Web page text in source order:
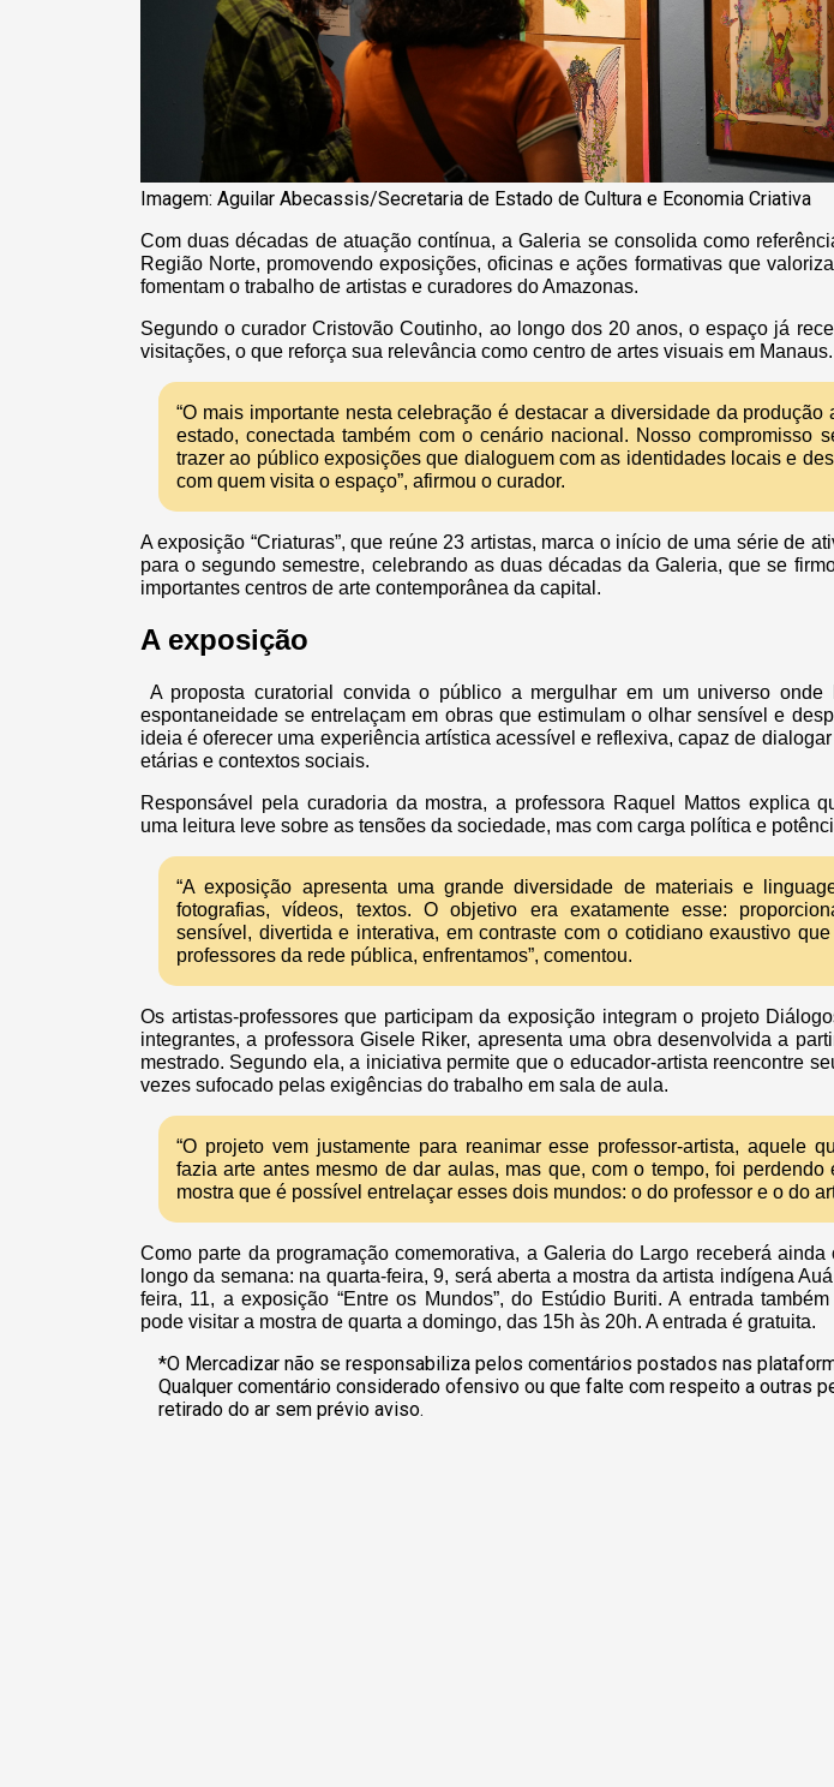
Imagem: Aguilar Abecassis/Secretaria de Estado de Cultura e Economia Criativa
Com duas décadas de atuação contínua, a Galeria se consolida como
Região Norte, promovendo exposições, oficinas e ações formativas que
fomentam o trabalho de artistas e curadores do Amazonas.
Segundo o curador Cristovão Coutinho, ao longo dos 20 anos, o espaço já
visitações, o que reforça sua relevância como centro de artes visuais em Manaus.
“O mais importante nesta celebração é destacar a diversidade da produção
estado, conectada também com o cenário nacional. Nosso compromisso
trazer ao público exposições que dialoguem com as identidades locais e
com quem visita o espaço”, afirmou o curador.
A exposição “Criaturas”, que reúne 23 artistas, marca o início de uma série de
para o segundo semestre, celebrando as duas décadas da Galeria, que se
importantes centros de arte contemporânea da capital.
A exposição
A proposta curatorial convida o público a mergulhar em um universo onde
espontaneidade se entrelaçam em obras que estimulam o olhar sensível e
ideia é oferecer uma experiência artística acessível e reflexiva, capaz de
etárias e contextos sociais.
Responsável pela curadoria da mostra, a professora Raquel Mattos explica
uma leitura leve sobre as tensões da sociedade, mas com carga política e
“A exposição apresenta uma grande diversidade de materiais e
fotografias, vídeos, textos. O objetivo era exatamente esse:
sensível, divertida e interativa, em contraste com o cotidiano exaustivo
professores da rede pública, enfrentamos”, comentou.
Os artistas-professores que participam da exposição integram o projeto
integrantes, a professora Gisele Riker, apresenta uma obra desenvolvida a
mestrado. Segundo ela, a iniciativa permite que o educador-artista reencontre
vezes sufocado pelas exigências do trabalho em sala de aula.
“O projeto vem justamente para reanimar esse professor-artista, aquele
fazia arte antes mesmo de dar aulas, mas que, com o tempo, foi perdendo
mostra que é possível entrelaçar esses dois mundos: o do professor e o do
Como parte da programação comemorativa, a Galeria do Largo receberá
longo da semana: na quarta-feira, 9, será aberta a mostra da artista indígena
feira, 11, a exposição “Entre os Mundos”, do Estúdio Buriti. A entrada
pode visitar a mostra de quarta a domingo, das 15h às 20h. A entrada é gratuita.
*O Mercadizar não se responsabiliza pelos comentários postados nas
Qualquer comentário considerado ofensivo ou que falte com respeito a outras
retirado do ar sem prévio aviso.